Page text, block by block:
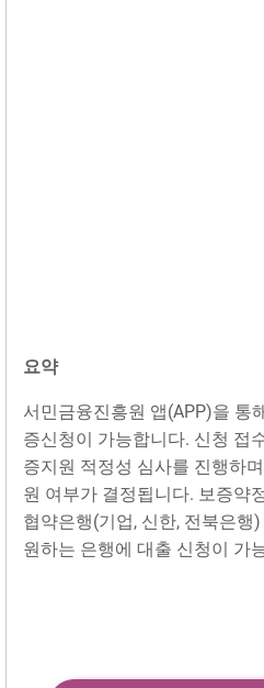
요약
서민금융진흥원 앱(APP)을 통
증신청이 가능합니다. 신청 접
증지원 적정성 심사를 진행하
원 여부가 결정됩니다. 보증약
협약은행(기업, 신한, 전북은행
원하는 은행에 대출 신청이 가